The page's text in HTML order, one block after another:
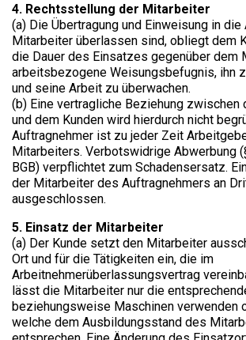
4. Rechtsstellung der Mitarbeiter​
(a) Die Übertragung und Einweisung in
Mitarbeiter überlassen sind, obliegt dem
die Dauer des Einsatzes gegenüber dem
arbeitsbezogene Weisungsbefugnis, ihn
und seine Arbeit zu überwachen.
(b) Eine vertragliche Beziehung zwischen
und dem Kunden wird hierdurch nicht
Auftragnehmer ist zu jeder Zeit
Mitarbeiters. Verbotswidrige Abwerbung
BGB) verpflichtet zum Schadensersatz.
der Mitarbeiter des Auftragnehmers an
ausgeschlossen.
5. Einsatz der Mitarbeiter​
(a) Der Kunde setzt den Mitarbeiter
Ort und für die Tätigkeiten ein, die im
Arbeitnehmerüberlassungsvertrag
lässt die Mitarbeiter nur die
beziehungsweise Maschinen verwenden
welche dem Ausbildungsstand des